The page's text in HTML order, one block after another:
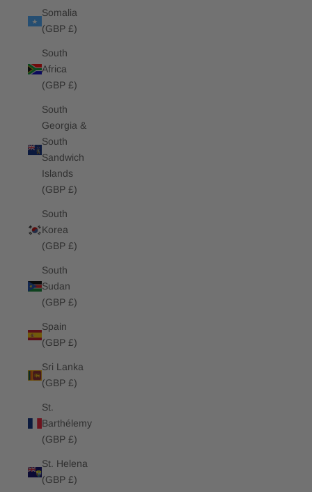
Somalia
(GBP £)
South
Africa
(GBP £)
South
Georgia &
South
Sandwich
Islands
(GBP £)
South
Korea
(GBP £)
South
Sudan
(GBP £)
Spain
(GBP £)
Sri Lanka
(GBP £)
St.
Barthélemy
(GBP £)
St. Helena
(GBP £)